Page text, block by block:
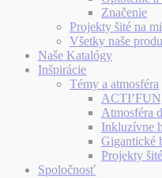
Značenie
Projekty šité na
Všetky naše
Naše Katalógy
Inšpirácie
Témy a atmosféra
Atmosféra
Inkluzívne
Gigantické
Projekty
Spoločnosť